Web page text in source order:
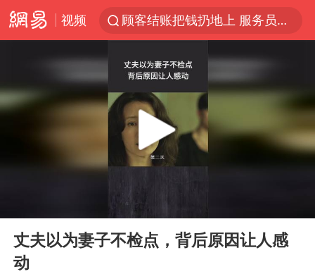
视频
顾客结账把钱扔地上 服务员霸气扔回
台风白海豚或在华东沿海登陆
香港殿堂级填词人黎彼得因病离世 终年76岁
FIFA官方支持因凡蒂诺
弹药库存告急 美军补货难
如何把百年大党建设得更加坚强有力
Play
丈夫以为妻子不检点，背后原因让人感
动